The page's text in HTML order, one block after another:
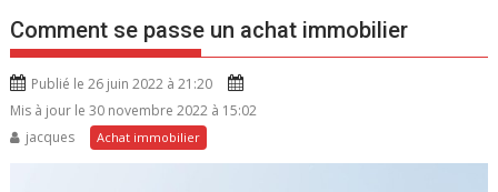
Comment se passe un achat immobilier
Publié le 26 juin 2022 à 21:20
Mis à jour le 30 novembre 2022 à 15:02
jacques
Achat immobilier